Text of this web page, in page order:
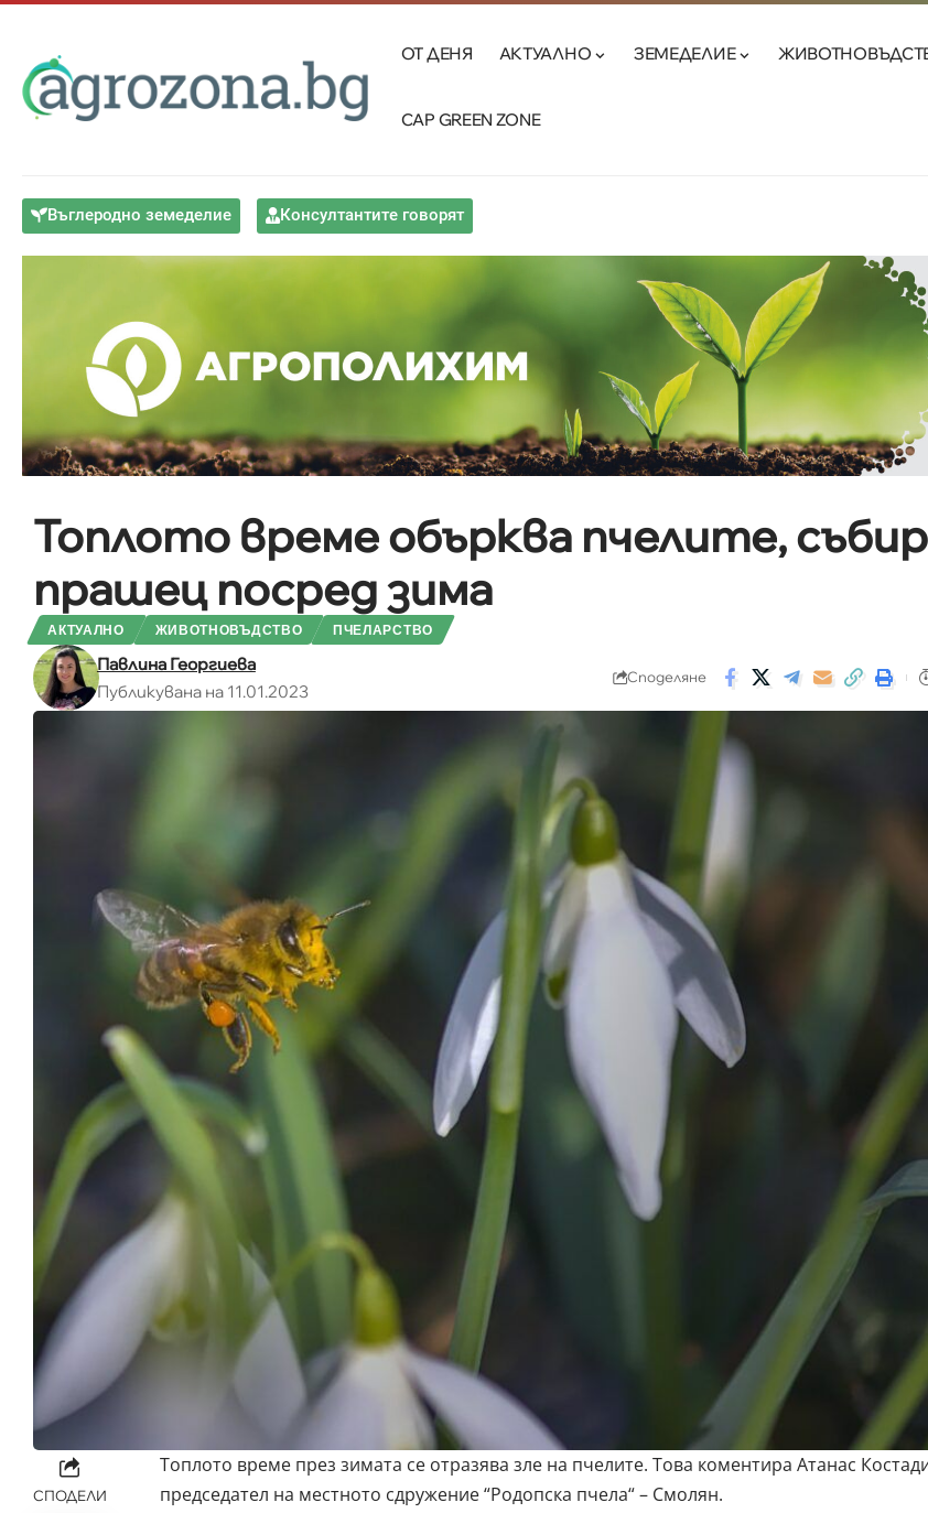
ОТ ДЕНЯ АКТУАЛНО ЗЕМЕДЕЛИЕ
CAP GREEN ZONE
Въглеродно земеделие Консултантите говорят
Топлото време обърква пчелите,
прашец посред зима
АКТУАЛНО ЖИВОТНОВЪДСТВО ПЧЕЛАРСТВО
Павлина Георгиева
Публикувана на 11.01.2023
Споделяне
СПОДЕЛИ
Топлото време през зимата се отразява зле на пчелите. Това коментира Атанас
председател на местното сдружение “Родопска пчела“ – Смолян.